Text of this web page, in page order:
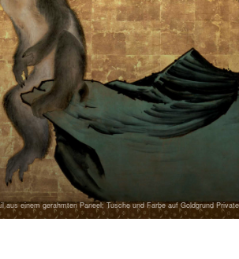
einem gerahmten Paneel; Tusche und Farbe auf Goldgrund